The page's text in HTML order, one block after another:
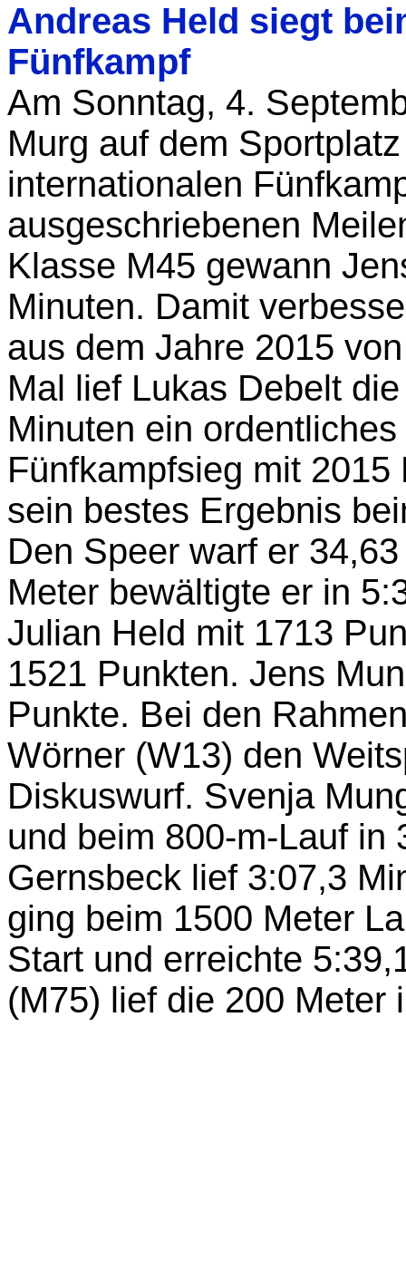
Andreas Held siegt
Fünfkampf
Am Sonntag, 4.
Murg auf dem
internationalen
ausgeschriebenen
Klasse M45 gewann
Minuten. Damit
aus dem Jahre 2015
Mal lief Lukas Debelt
Minuten ein
Fünfkampfsieg mit
sein bestes Ergebnis
Den Speer warf er
Meter bewältigte er in
Julian Held mit 1713
1521 Punkten. Jens
Punkte. Bei den
Wörner (W13) den
Diskuswurf. Svenja
und beim 800-m-Lauf in
Gernsbeck lief 3:07,3
ging beim 1500 Meter
Start und erreichte
(M75) lief die 200 Meter